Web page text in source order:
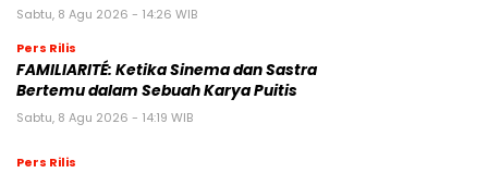
Sabtu, 8 Agu 2026 - 14:26 WIB
Pers Rilis
FAMILIARITÉ: Ketika Sinema dan Sastra
Bertemu dalam Sebuah Karya Puitis
Sabtu, 8 Agu 2026 - 14:19 WIB
Pers Rilis